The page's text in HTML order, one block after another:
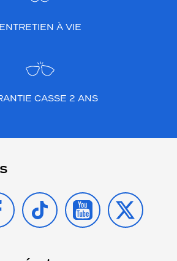
ENTRETIEN À VIE
CASSE 2 ANS
TIKTOK YOUTUBE
X